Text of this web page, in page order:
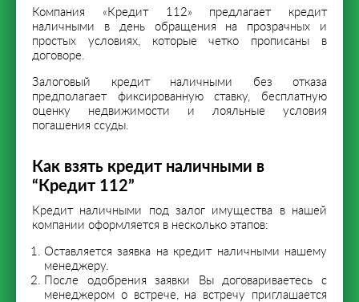
Компания «Кредит 112» предлагает кредит
наличными в день обращения на прозрачных и
простых условиях, которые четко прописаны в
договоре.
Залоговый кредит наличными без отказа
предполагает фиксированную ставку, бесплатную
оценку недвижимости и лояльные условия
погашения ссуды.
Как взять кредит наличными в
“Кредит 112”
Кредит наличными под залог имущества в нашей
компании оформляется в несколько этапов:
Оставляется заявка на кредит наличными нашему
менеджеру.
После одобрения заявки Вы договариваетесь с
менеджером о встрече, на встречу приглашается